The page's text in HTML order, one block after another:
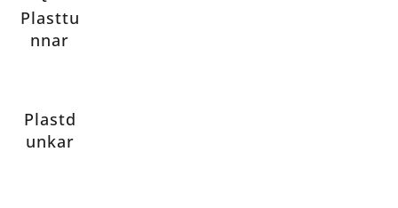
Plasttu
nnar
Plastd
unkar